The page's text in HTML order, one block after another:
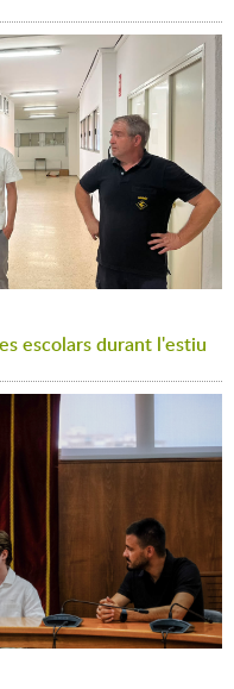
escolars durant l'estiu